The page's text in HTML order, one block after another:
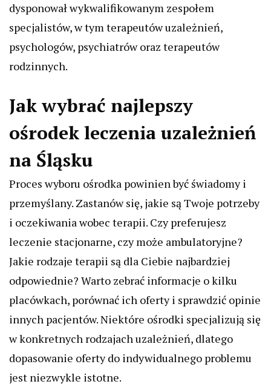
dysponował wykwalifikowanym zespołem
specjalistów, w tym terapeutów uzależnień,
psychologów, psychiatrów oraz terapeutów
rodzinnych.
Jak wybrać najlepszy
ośrodek leczenia uzależnień
na Śląsku
Proces wyboru ośrodka powinien być świadomy i
przemyślany. Zastanów się, jakie są Twoje potrzeby
i oczekiwania wobec terapii. Czy preferujesz
leczenie stacjonarne, czy może ambulatoryjne?
Jakie rodzaje terapii są dla Ciebie najbardziej
odpowiednie? Warto zebrać informacje o kilku
placówkach, porównać ich oferty i sprawdzić opinie
innych pacjentów. Niektóre ośrodki specjalizują się
w konkretnych rodzajach uzależnień, dlatego
dopasowanie oferty do indywidualnego problemu
jest niezwykle istotne.